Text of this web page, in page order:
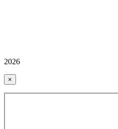
2026
×